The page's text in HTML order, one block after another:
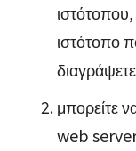
ιστότοπο
μπορείτε
web